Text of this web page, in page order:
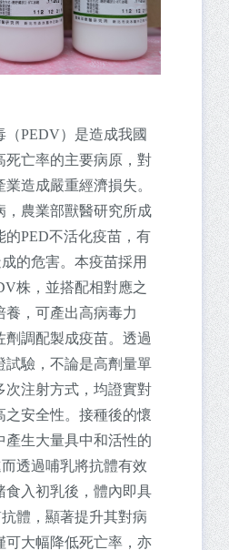
PEDV）是造成我國
死亡率的主要病原，對
造成嚴重經濟損失。
，農業部獸醫研究所成
的PED不活化疫苗，有
的危害。本疫苗採用
株，並搭配相對應之
養，可產出高病毒力
劑調配製成疫苗。透過
試驗，不論是高劑量單
次注射方式，均證實對
之安全性。接種後的懷
產生大量具中和活性的
透過哺乳將抗體有效
食入初乳後，體內即具
體，顯著提升其對病
可大幅降低死亡率，亦